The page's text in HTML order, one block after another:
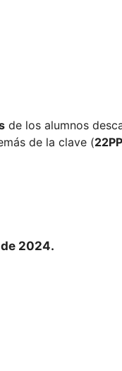
de los alumnos
de la clave (
de 2024.